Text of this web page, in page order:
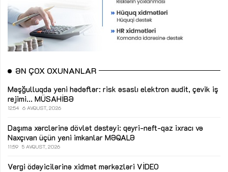
ƏN ÇOX OXUNANLAR
Məşğulluqda yeni hədəflər: risk əsaslı elektron audit, çevik iş
rejimi... MÜSAHİBƏ
12:54 6 AVQUST, 2026
Daşıma xərclərinə dövlət dəstəyi: qeyri-neft-qaz ixracı və
Naxçıvan üçün yeni imkanlar MƏQALƏ
11:59 5 AVQUST, 2026
Vergi ödəyicilərinə xidmət mərkəzləri VİDEO